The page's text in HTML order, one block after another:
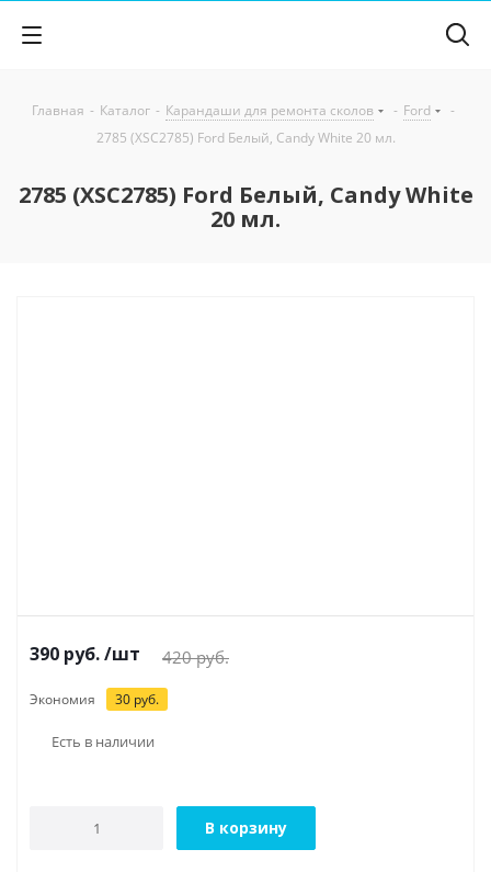
Главная - Каталог - Карандаши для ремонта сколов - Ford
-
2785 (XSC2785) Ford Белый, Candy White 20 мл.
2785 (XSC2785) Ford Белый, Candy White
20 мл.
390 руб./шт 420руб.
Экономия 30 руб.
Есть в наличии
В корзину